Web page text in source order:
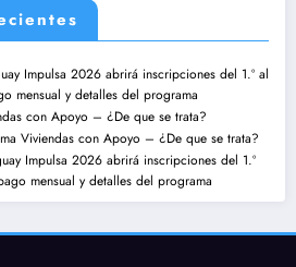
Impulsa 2026 abrirá inscripciones del 1.º al
mensual y detalles del programa
con Apoyo – ¿De que se trata?
Viviendas con Apoyo – ¿De que se trata?
Impulsa 2026 abrirá inscripciones del 1.º
mensual y detalles del programa